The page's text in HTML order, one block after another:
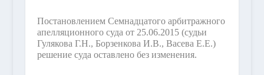
Постановлением Семнадцатого арбитражного
апелляционного суда от 25.06.2015 (судьи
Гулякова Г.Н., Борзенкова И.В., Васева Е.Е.)
решение суда оставлено без изменения.